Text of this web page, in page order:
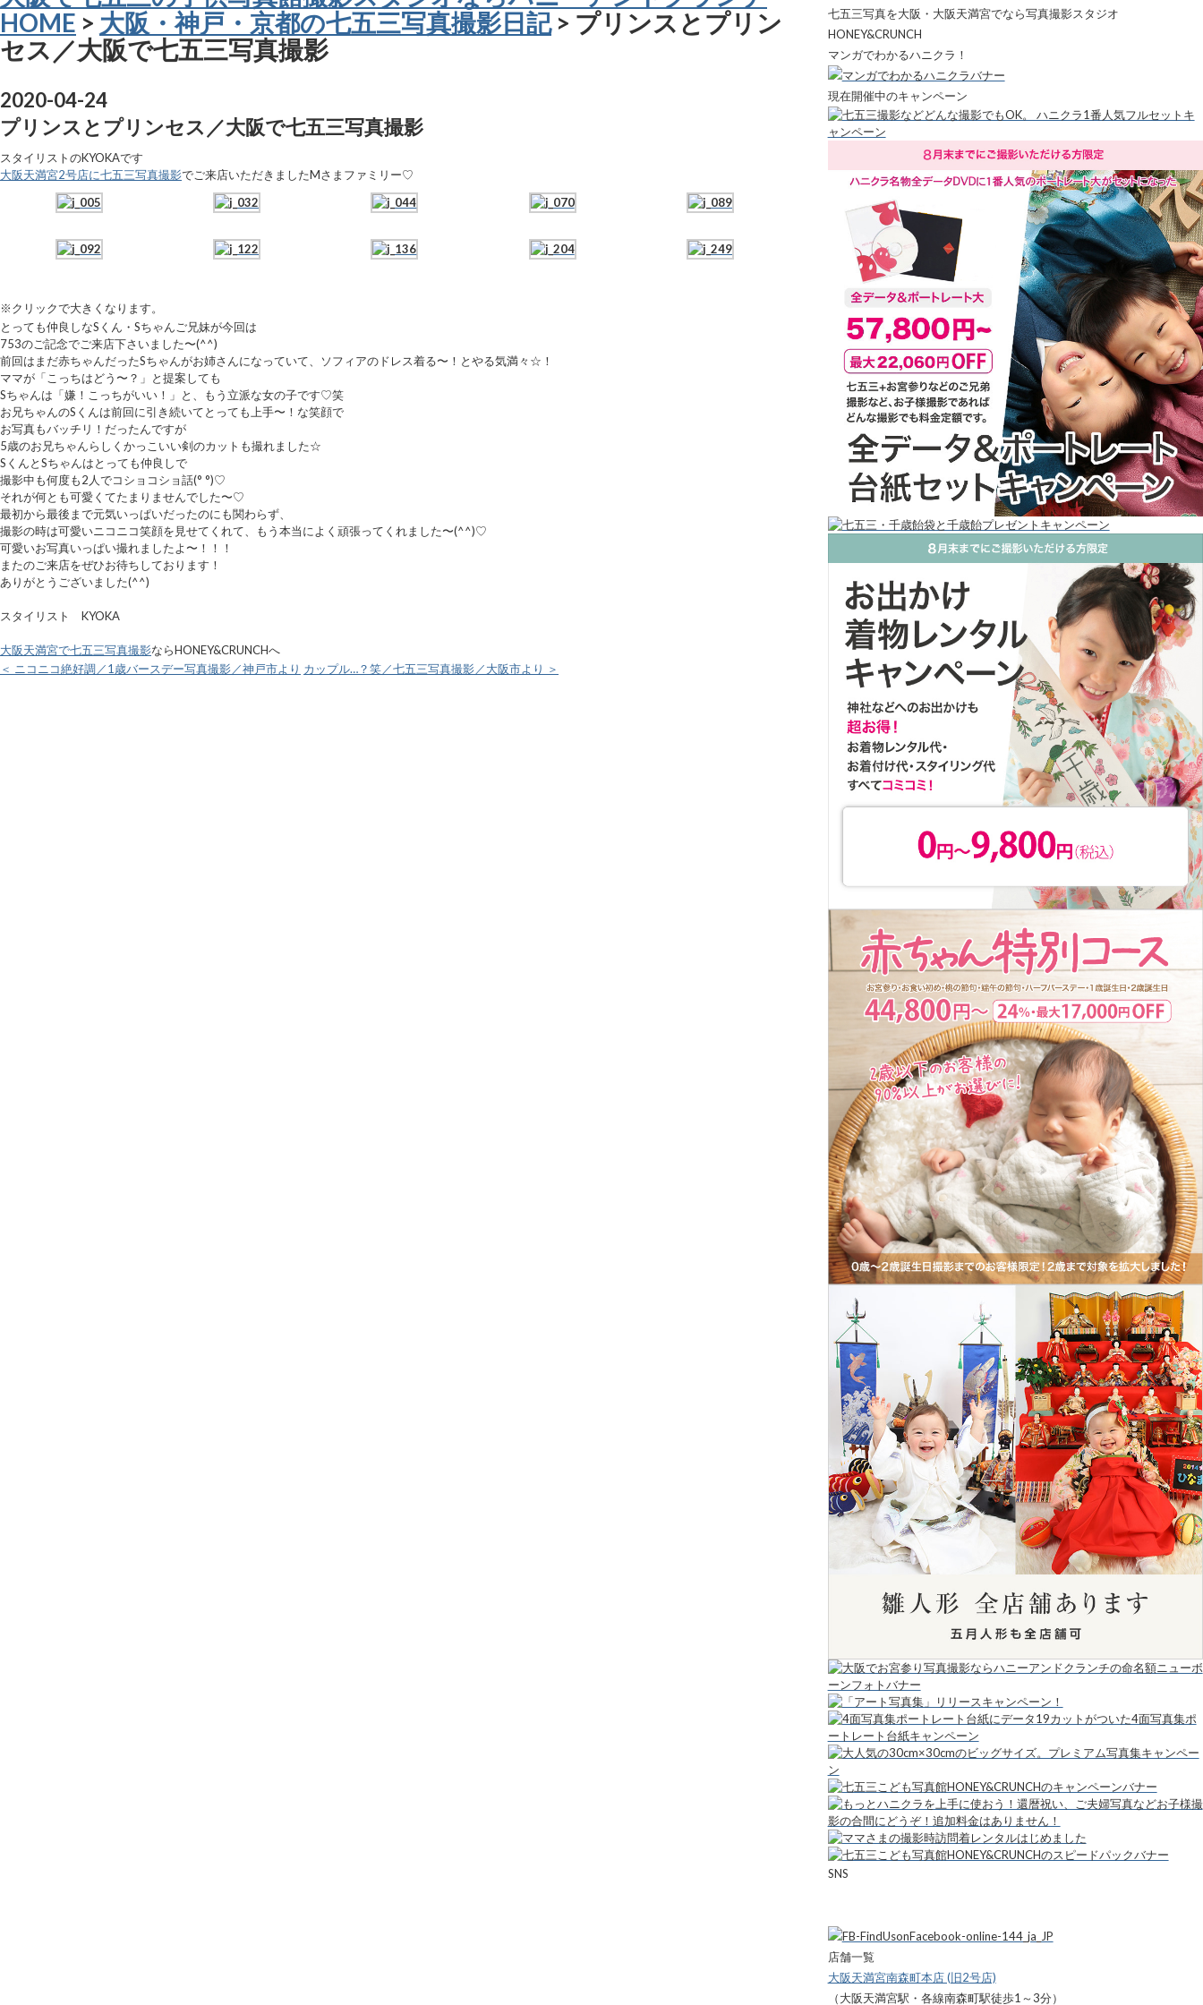
HOME > 大阪・神戸・京都の七五三写真撮影日記> プリンスとプリン
セス／大阪で七五三写真撮影
2020-04-24
プリンスとプリンセス／大阪で七五三写真撮影
スタイリストのKYOKAです
大阪天満宮2号店に七五三写真撮影でご来店いただきましたMさまファミリー♡
※クリックで大きくなります。
とっても仲良しなSくん・Sちゃんご兄妹が今回は
753のご記念でご来店下さいました〜(^^)
前回はまだ赤ちゃんだったSちゃんがお姉さんになっていて、ソフィアのドレス着る〜！とやる気満々☆！
ママが「こっちはどう〜？」と提案しても
Sちゃんは「嫌！こっちがいい！」と、もう立派な女の子です♡笑
お兄ちゃんのSくんは前回に引き続いてとっても上手〜！な笑顔で
お写真もバッチリ！だったんですが
5歳のお兄ちゃんらしくかっこいい剣のカットも撮れました☆
SくんとSちゃんはとっても仲良しで
撮影中も何度も2人でコショコショ話(° °)♡
それが何とも可愛くてたまりませんでした〜♡
最初から最後まで元気いっぱいだったのにも関わらず、
撮影の時は可愛いニコニコ笑顔を見せてくれて、もう本当によく頑張ってくれました〜(^^)♡
可愛いお写真いっぱい撮れましたよ〜！！！
またのご来店をぜひお待ちしております！
ありがとうございました(^^)
スタイリスト KYOKA
大阪天満宮で七五三写真撮影ならHONEY&CRUNCHへ
＜ ニコニコ絶好調／1歳バースデー写真撮影／神戸市より カップル…？笑／七五三写真撮影／大阪市より ＞
七五三写真を大阪・大阪天満宮でなら写真撮影スタジオ
HONEY&CRUNCH
マンガでわかるハニクラ！
現在開催中のキャンペーン
SNS
店舗一覧
大阪天満宮南森町本店 (旧2号店)
（大阪天満宮駅・各線南森町駅徒歩1～3分）